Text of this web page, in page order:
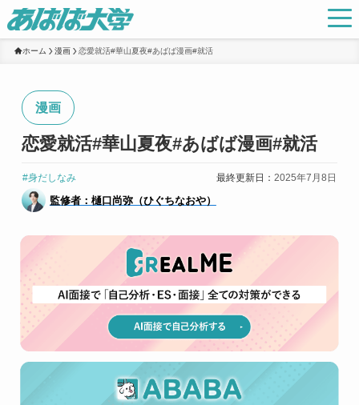
ホーム 漫画 恋愛就活#華山夏夜#あばば漫画#就活
漫画
恋愛就活#華山夏夜#あばば漫画#就活
#身だしなみ 最終更新日：2025年7月8日
監修者：樋口尚弥（ひぐちなおや）